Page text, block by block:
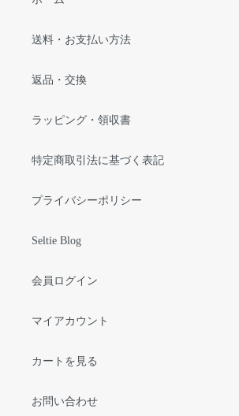
送料・お支払い方法
返品・交換
ラッピング・領収書
特定商取引法に基づく表記
プライバシーポリシー
Seltie Blog
会員ログイン
マイアカウント
カートを見る
お問い合わせ